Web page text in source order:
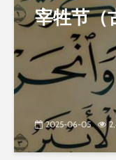
宰牲节（
2025-06-05